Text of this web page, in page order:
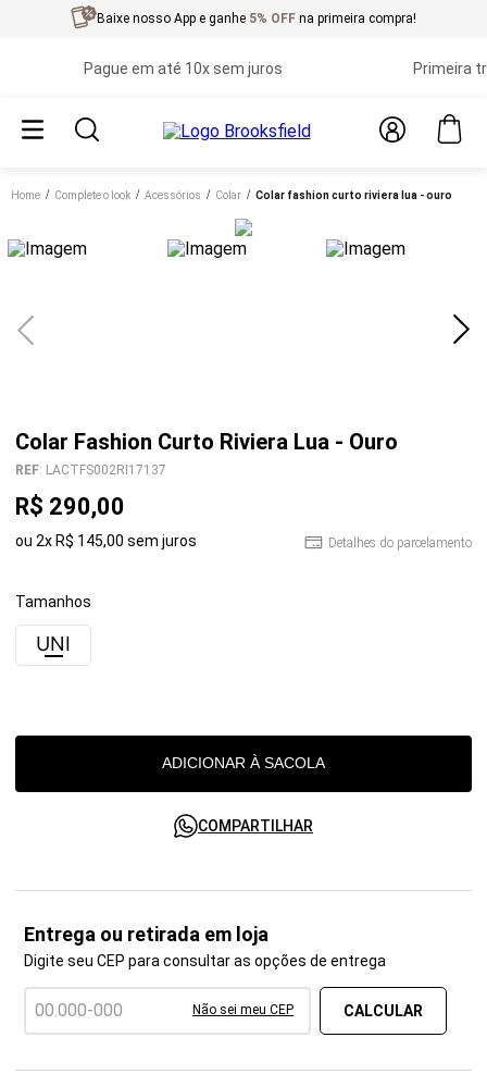
Baixe nosso App e ganhe 5% OFF na primeira compra!
Pague em até 10x sem juros Primeira
Home complete o look acessórios colar colar fashion curto riviera lua - ouro
Colar Fashion Curto Riviera Lua - Ouro
REF: LACTFS002RI17137
R$ 290,00
ou 2x R$ 145,00 sem juros Detalhes do parcelamento
Tamanhos
UNI
ADICIONAR À SACOLA
COMPARTILHAR
Entrega ou retirada em loja
Digite seu CEP para consultar as opções de entrega
Não sei meu CEP